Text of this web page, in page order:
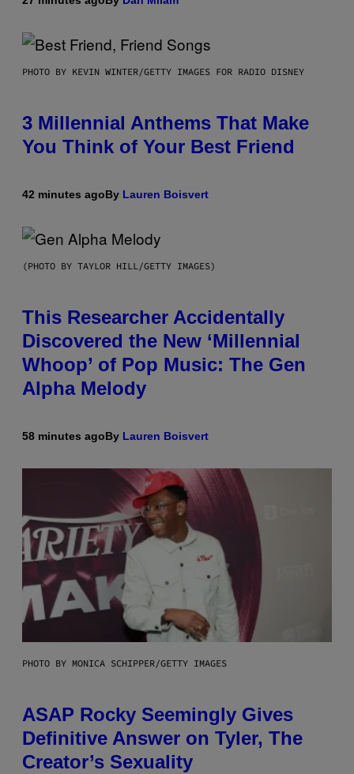
PHOTO BY KEVIN WINTER/GETTY IMAGES FOR RADIO DISNEY
3 Millennial Anthems That Make
You Think of Your Best Friend
42 minutes agoBy Lauren Boisvert
(PHOTO BY TAYLOR HILL/GETTY IMAGES)
This Researcher Accidentally
Discovered the New ‘Millennial
Whoop’ of Pop Music: The Gen
Alpha Melody
58 minutes agoBy Lauren Boisvert
PHOTO BY MONICA SCHIPPER/GETTY IMAGES
ASAP Rocky Seemingly Gives
Definitive Answer on Tyler, The
Creator’s Sexuality